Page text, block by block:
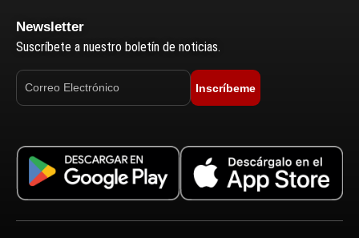
Newsletter
Suscríbete a nuestro boletín de noticias.
Inscríbeme